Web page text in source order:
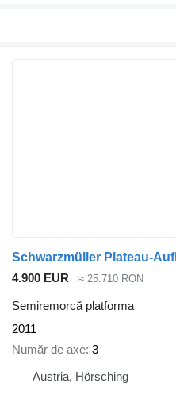
Schwarzmüller Plateau-
4.900 EUR
≈ 25.710 RON
Semiremorcă platforma
2011
Număr de axe 3
Austria, Hörsching